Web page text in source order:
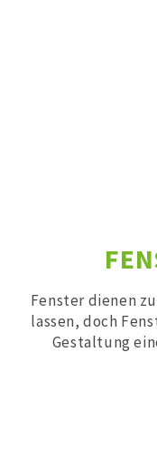
Fenster dienen
lassen, doch
Gestaltung